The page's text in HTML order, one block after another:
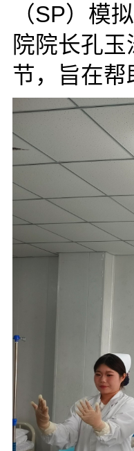
（SP）模
院院长孔玉
节，旨在帮